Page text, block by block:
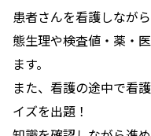
患者さんを看護しなが
態生理や検査値・薬・
ます。
また、看護の途中で看
イズを出題！